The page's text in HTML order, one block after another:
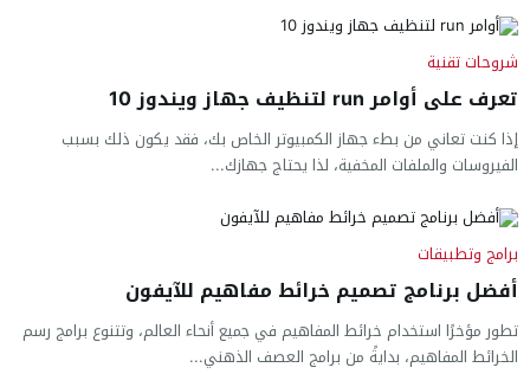
شروحات تقنية
تعرف على أوامر run لتنظيف جهاز ويندوز 10
إذا كنت تعاني من بطء جهاز الكمبيوتر الخاص بك، فقد يكون ذلك بسبب
الفيروسات والملفات المخفية، لذا يحتاج جهازك...
برامج وتطبيقات
أفضل برنامج تصميم خرائط مفاهيم للآيفون
تطور مؤخرًا استخدام خرائط المفاهيم في جميع أنحاء العالم، وتتنوع برامج رسم
الخرائط المفاهيم، بدايةً من برامج العصف الذهني...